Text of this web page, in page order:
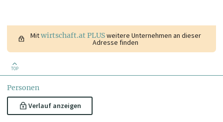
Mitwirtschaft.at PLUSweitere Unternehmen an dieser
Adresse finden
TOP
Personen
Verlauf anzeigen